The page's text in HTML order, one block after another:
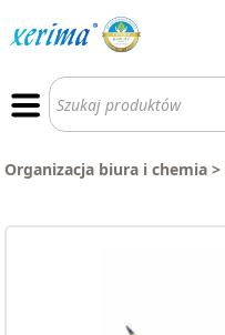
Wyszukiwarka
produktów
Organizacja biura i chemia >